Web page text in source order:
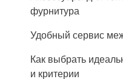
фурнитура
Удобный сервис
Как выбрать
и критерии